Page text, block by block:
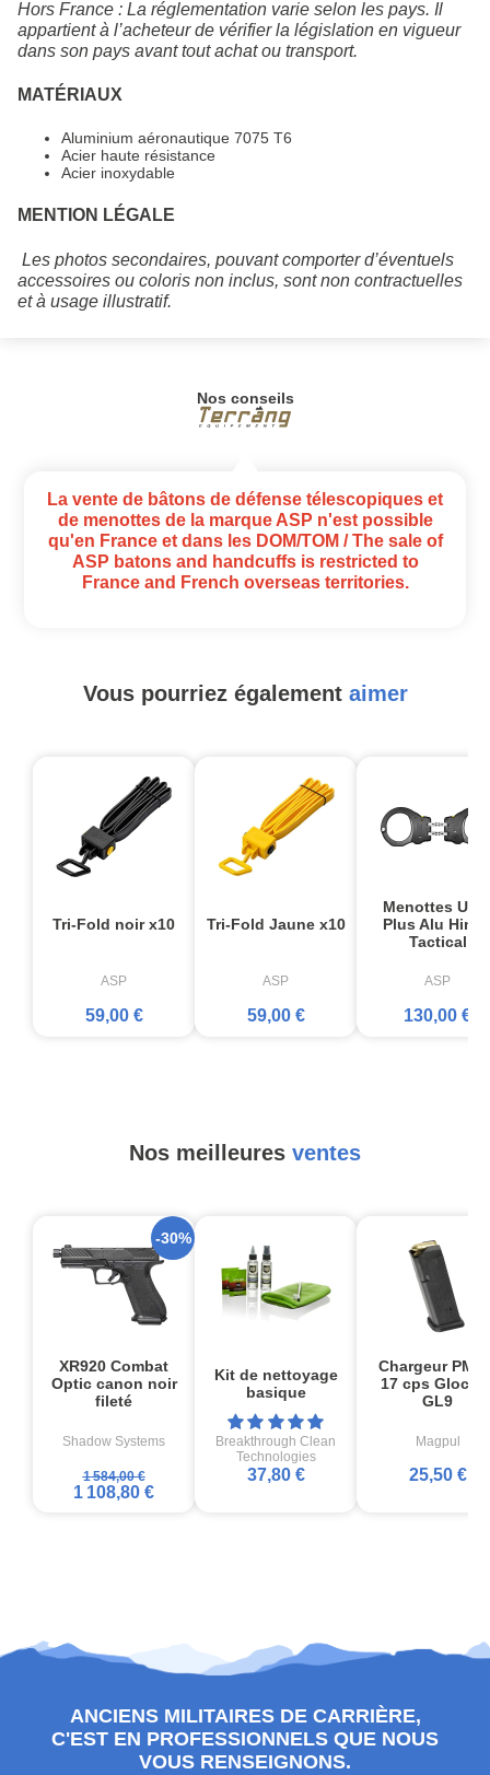
Hors France : La réglementation varie selon les pays. Il
appartient à l’acheteur de vérifier la législation en vigueur
dans son pays avant tout achat ou transport.
MATÉRIAUX
Aluminium aéronautique 7075 T6
Acier haute résistance
Acier inoxydable
MENTION LÉGALE
Les photos secondaires, pouvant comporter d’éventuels
accessoires ou coloris non inclus, sont non contractuelles
et à usage illustratif.
Nos conseils
La vente de bâtons de défense télescopiques et
de menottes de la marque ASP n'est possible
qu'en France et dans les DOM/TOM / The sale of
ASP batons and handcuffs is restricted to
France and French overseas territories.
Vous pourriez également aimer
Tri-Fold noir x10
ASP
59,00 €
Tri-Fold Jaune x10
ASP
59,00 €
Menottes
Plus Alu
Tactical
ASP
130,00 €
Nos meilleures ventes
XR920 Combat
Optic canon noir
fileté
Shadow Systems
1 584,00 €
1 108,80 €
-30%
Kit de nettoyage
basique
Breakthrough Clean
Technologies
37,80 €
Chargeur
17 cps
GL9
Magpul
25,50 €
ANCIENS MILITAIRES DE CARRIÈRE,
C'EST EN PROFESSIONNELS QUE NOUS
VOUS RENSEIGNONS.